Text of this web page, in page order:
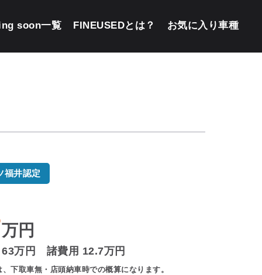
soon一覧 FINEUSEDとは？ お気に入り車種
福井認定
万円
63万円 諸費用 12.7万円
下取車無・店頭納車時での概算になります。